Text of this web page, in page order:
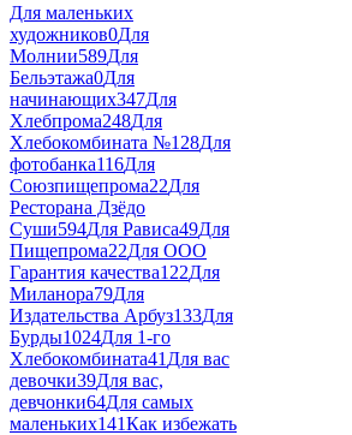
Для маленьких
художников0Для
Молнии589Для
Бельэтажа0Для
начинающих347Для
Хлебпрома248Для
Хлебокомбината №1 28Для
фотобанка116Для
Союзпищепрома22Для
Ресторана Дзёдо
Суши594Для Рависа49Для
Пищепрома22Для ООО
Гарантия качества122Для
Миланора79Для
Издательства Арбуз133Для
Бурды1024Для 1-го
Хлебокомбината41 Для вас
девочки39Для вас,
девчонки64Для самых
маленьких141Как избежать